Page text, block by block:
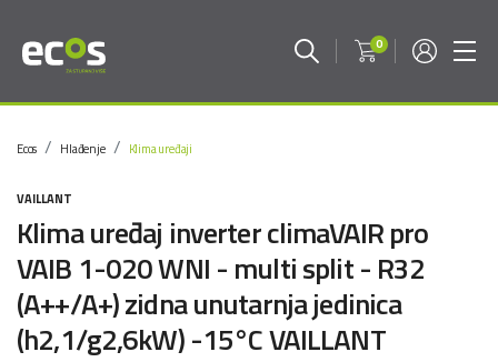
0
Ecos Hlađenje Klima uređaji
VAILLANT
Klima uređaj inverter climaVAIR pro
VAIB 1-020 WNI - multi split - R32
(A++/A+) zidna unutarnja jedinica
(h2,1/g2,6kW) -15°C VAILLANT